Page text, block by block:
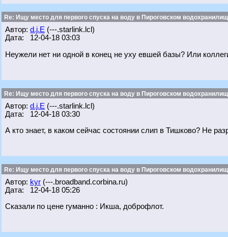
Re: Ищу место для первого спуска на воду в Пироговском
Автор: d.j.E (---.starlink.lcl)
Дата: 12-04-18 03:03
Неужели нет ни одной в конец не уху евшей базы? Или
Re: Ищу место для первого спуска на воду в Пироговском
Автор: d.j.E (---.starlink.lcl)
Дата: 12-04-18 03:30
А кто знает, в каком сейчас состоянии слип в Тишково? Не
Re: Ищу место для первого спуска на воду в Пироговском
Автор: kyr (---.broadband.corbina.ru)
Дата: 12-04-18 05:26
Сказали по цене гуманно : Икша, доброфлот.